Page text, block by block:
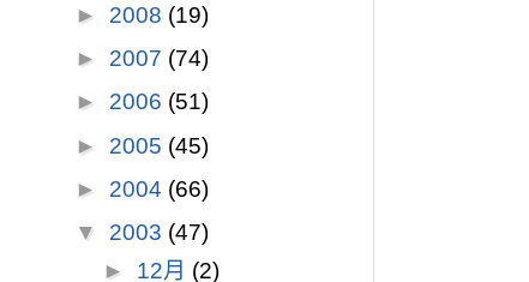
► 2008 (19)
► 2007 (74)
► 2006 (51)
► 2005 (45)
► 2004 (66)
▼ 2003 (47)
► 12月 (2)